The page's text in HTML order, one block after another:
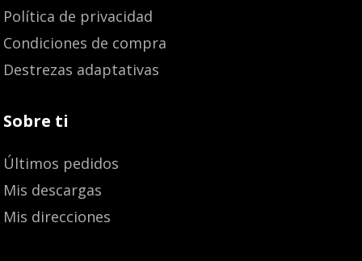
Política de privacidad
Condiciones de compra
Destrezas adaptativas
Sobre ti
Últimos pedidos
Mis descargas
Mis direcciones